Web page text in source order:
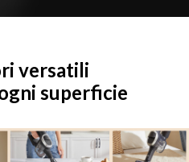
versatili
superficie